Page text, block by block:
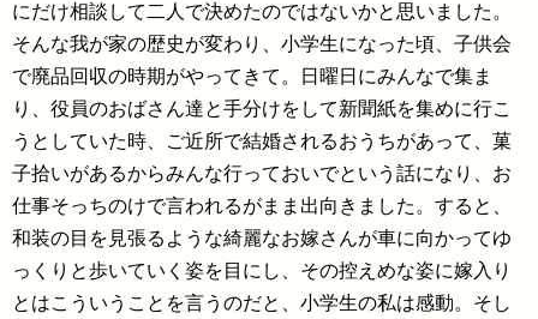
にだけ相談して二人で決めたのではないかと思いました。
そんな我が家の歴史が変わり、小学生になった頃、子供会
で廃品回収の時期がやってきて。日曜日にみんなで集ま
り、役員のおばさん達と手分けをして新聞紙を集めに行こ
うとしていた時、ご近所で結婚されるおうちがあって、菓
子拾いがあるからみんな行っておいでという話になり、お
仕事そっちのけで言われるがまま出向きました。すると、
和装の目を見張るような綺麗なお嫁さんが車に向かってゆ
っくりと歩いていく姿を目にし、その控えめな姿に嫁入り
とはこういうことを言うのだと、小学生の私は感動。そし